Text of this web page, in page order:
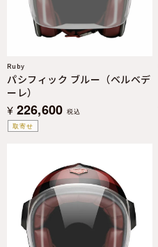
取寄せ
Ruby
パシフィック ブルー（ベルベデ
ーレ）
¥ 226,600 税込